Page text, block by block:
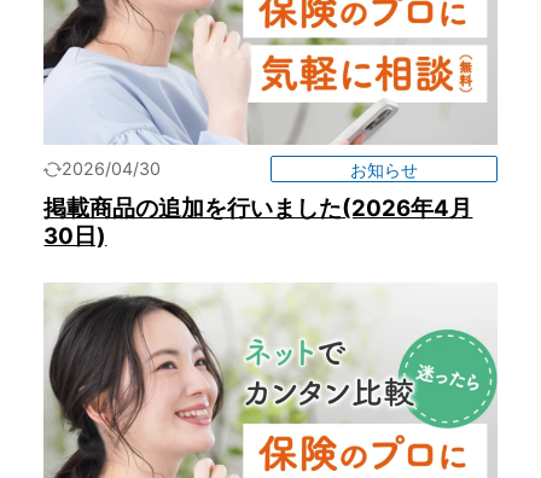
2026/04/30 お知らせ
掲載商品の追加を行いました(2026年4月
30日)